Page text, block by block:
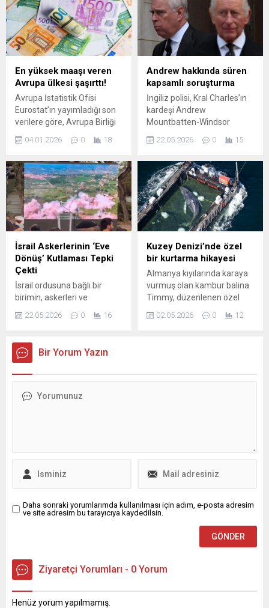
diplomatik ve kültürel
temaslara başladı. Program
çerçevesinde ilk etapta
Türkistan hattında yer alan
Kazakistan, Özbekistan ve
Kırgızistan’da görüşmeler
gerçekleştirecek olan Türk,
Türk dünyasıyla ilişkilerin
güçlendirilmesine yönelik
dikkat çeken açıklamalarda
bulundu....
En yüksek maaşı veren
Avrupa ülkesi şaşırttı!
Avrupa İstatistik Ofisi
Eurostat’ın yayımladığı son
verilere göre, Avrupa Birliği
ortalama maaş
Büyük Dükalık’ta çalışanların
yıllık ortalama geliri 82 bin
969 Euro seviyesine
ulaşırken, ülkedeki ...
04.01.2026 0 18
Andrew hakkında süren
kapsamlı soruşturma
İngiliz polisi, Kral Charles’ın
kardeşi Andrew
Mountbatten-Windsor
soruşturmanın uzun ve
Şubat ayında Norfolk’taki
evinde gözaltına alınan 66
yaşındaki Mountbatten-
Windsor, kamu görevini
kötüye kullanma şüphesiyle
saatlerce sorgulandı. Gözaltı
kararının arkasında, ABD
Adalet Bakanlığı’nın Jeffrey
Epstein dosyalarındaki
belgeleri yayımlaması ve bu
belgelerin yeni iddiaları gün
yüzüne çıkarması...
22.05.2026 0 15
İsrail Askerlerinin ‘Eve
Dönüş’ Kutlaması Tepki
Çekti
İsrail ordusuna bağlı bir
birimin, askerleri ve
ailelerinin katılımıyla
düzenlediği “eve dönüş”
büyük tepki topladı.
Etkinlikte, işgal altındaki
patlayıcılarla yok edildiğini
Hizbullah’a atfedilen bazı
olarak...
22.05.2026 0 16
Kuzey Denizi’nde özel
bir kurtarma hikayesi
Almanya kıyılarında karaya
vurmuş olan kambur balina
Timmy, düzenlenen özel
operasyonla güvenliğe
kavuştu ve Danimarka
02.05.2026 0 12
Bir Yorum Yazın
Daha sonraki yorumlarımda kullanılması için adım, e-posta adresim
ve site adresim bu tarayıcıya kaydedilsin.
Ziyaretçi Yorumları - 0 Yorum
Henüz yorum yapılmamış.